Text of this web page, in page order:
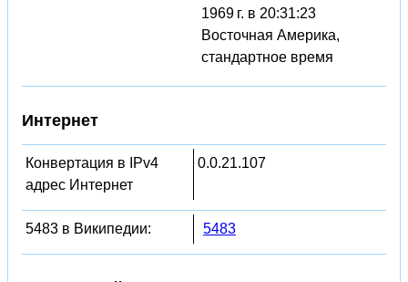
1969 г. в 20:31:23
Восточная Америка,
стандартное время
Интернет
Конвертация в IPv4
адрес Интернет
0.0.21.107
5483 в Википедии: 5483